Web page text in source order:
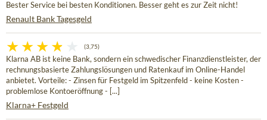
Bester Service bei besten Konditionen. Besser geht es zur Zeit nicht!
Renault Bank Tagesgeld
(3,75)
Klarna AB ist keine Bank, sondern ein schwedischer Finanzdienstleister, der
rechnungsbasierte Zahlungslösungen und Ratenkauf im Online-Handel
anbietet. Vorteile: - Zinsen für Festgeld im Spitzenfeld - keine Kosten -
problemlose Kontoeröffnung - [...]
Klarna+ Festgeld